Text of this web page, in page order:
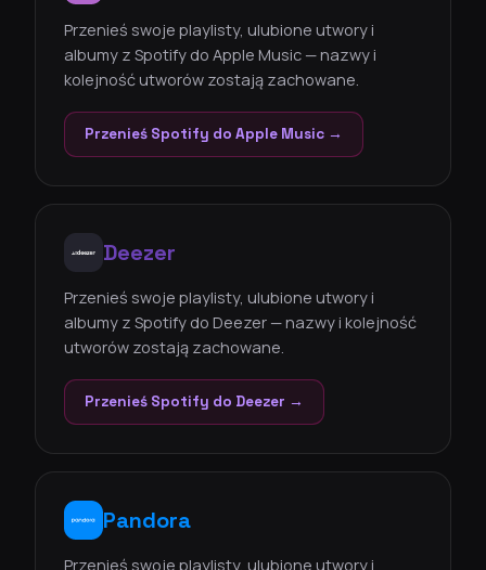
Przenieś swoje playlisty, ulubione utwory i
albumy z Spotify do Apple Music — nazwy i
kolejność utworów zostają zachowane.
Przenieś Spotify do Apple Music →
Deezer
Przenieś swoje playlisty, ulubione utwory i
albumy z Spotify do Deezer — nazwy i kolejność
utworów zostają zachowane.
Przenieś Spotify do Deezer →
Pandora
Przenieś swoje playlisty, ulubione utwory i